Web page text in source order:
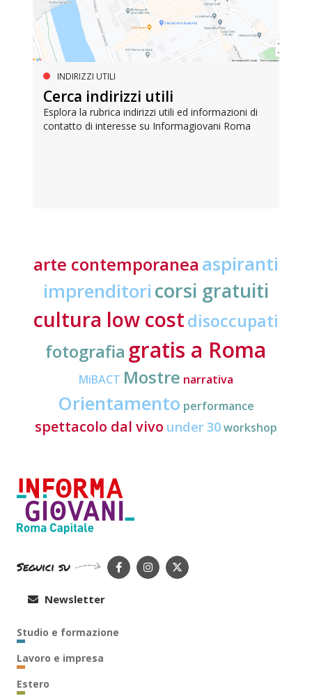
INDIRIZZI UTILI
Cerca indirizzi utili
Esplora la rubrica indirizzi utili ed informazioni di
contatto di interesse su Informagiovani Roma
arte contemporanea aspiranti
imprenditori corsi gratuiti
cultura low costdisoccupati
fotografia gratis a Roma
MiBACT Mostre narrativa
Orientamento performance
spettacolo dal vivo under 30workshop
Seguici su
Newsletter
Studio e formazione
Lavoro e impresa
Estero